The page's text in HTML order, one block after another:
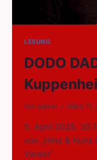
LESUNG
DODO
Von admin März 11,
5. April 2025,
von „Hinz &
Verein“